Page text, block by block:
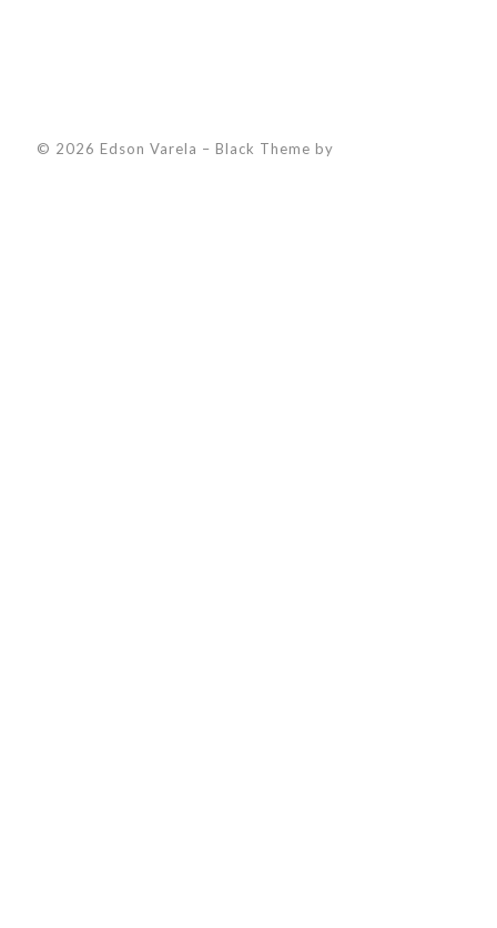
© 2026 Edson Varela – Black Theme by